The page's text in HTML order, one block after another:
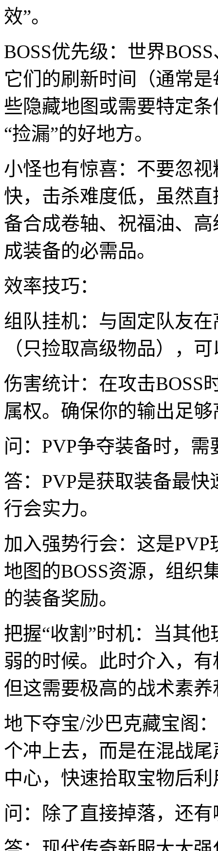
效”。
BOSS优先级：世界
它们的刷新时间（通常
些隐藏地图或需要特定
“捡漏”的好地方。
小怪也有惊喜：不要忽
快，击杀难度低，虽然
备合成卷轴、祝福油、
成装备的必需品。
效率技巧：
组队挂机：与固定队友
（只捡取高级物品），
伤害统计：在攻击BOSS
属权。确保你的输出足
问：PVP争夺装备时，
答：PVP是获取装备最
行会实力。
加入强势行会：这是
地图的BOSS资源，组织
的装备奖励。
把握“收割”时机：当其
弱的时候。此时介入，
但这需要极高的战术素
地下夺宝/沙巴克藏宝阁
个冲上去，而是在混战
中心，快速拾取宝物后
问：除了直接掉落，还